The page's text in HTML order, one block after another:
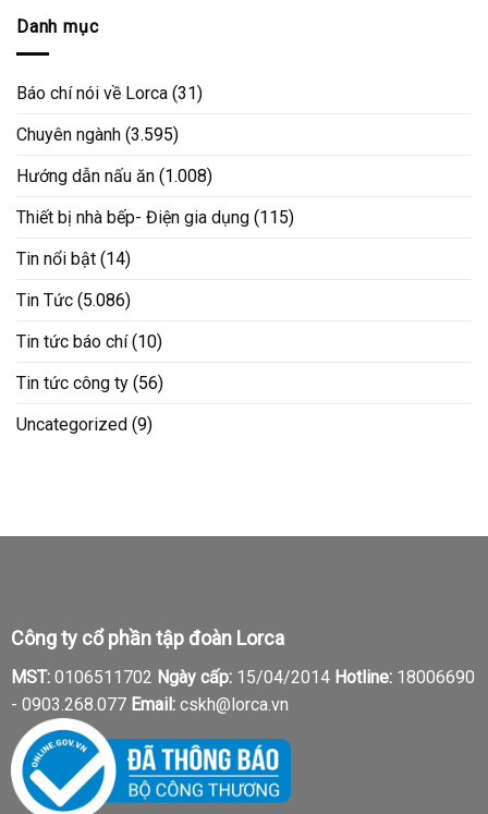
Danh mục
Báo chí nói về Lorca (31)
Chuyên ngành (3.595)
Hướng dẫn nấu ăn (1.008)
Thiết bị nhà bếp- Điện gia dụng (115)
Tin nổi bật (14)
Tin Tức (5.086)
Tin tức báo chí(10)
Tin tức công ty (56)
Uncategorized (9)
Công ty cổ phần tập đoàn Lorca
MST:0106511702 Ngày cấp:15/04/2014 Hotline:18006690
- 0903.268.077 Email:cskh@lorca.vn